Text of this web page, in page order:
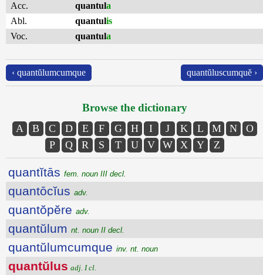
Acc.
quantula
Abl.
quantulis
Voc.
quantula
‹ quantŭlumcumque quantŭluscumquĕ ›
Browse the dictionary
A B C D E F G H I J K L M N
O
P
Q R S T U V W X Y Z
quantĭtās fem. noun III decl.
quantōcĭus adv.
quantŏpĕre adv.
quantŭlum nt. noun II decl.
quantŭlumcumque inv. nt. noun
quantŭlus adj. I cl.